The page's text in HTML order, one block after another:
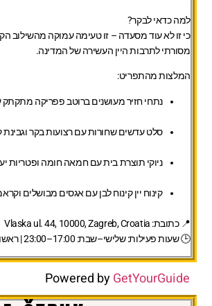
למה כדאי לבקר?
כי זו לא עוד מסעדה – זו טעימה עמוקה מהשילוב
מסורתי לתרבות היין העשירה של המדינה.
המלצות מהתפריט:
נתחי חזיר מעושנים ברוטב פפריקה
סלט עדשים שחורות עם רצועות בקר
ניוקי תוצרת בית עם חמאה חומה ופטריות
קינוח יין קינוח לבן עם אגסים מבושלים
📍כתובת:
🕒שעות פעילות:שלישי–שבת: 17:00–23:00 | ראשון–שני: סגור
Powered byGetYourGuide